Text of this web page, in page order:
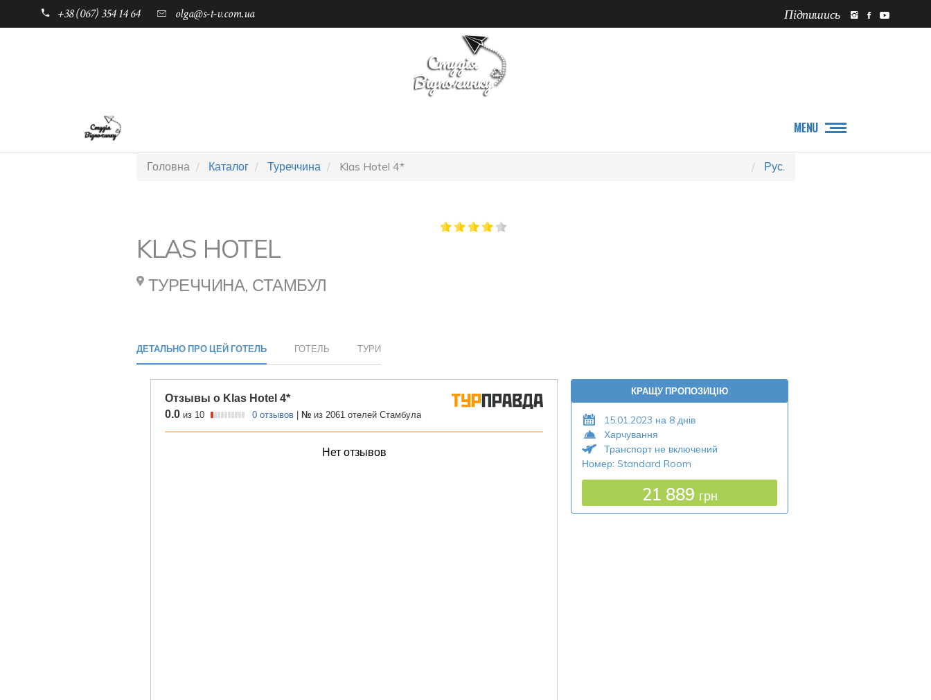
+38 (067) 354 14 64 olga@s-t-v.com.ua Підпишись
MENU
Головна Каталог Туреччина Klas Hotel 4* Рус.
KLAS HOTEL
ТУРЕЧЧИНА, СТАМБУЛ
ДЕТАЛЬНО ПРО ЦЕЙ ГОТЕЛЬ ГОТЕЛЬ ТУРИ
КРАЩУ ПРОПОЗИЦІЮ
15.01.2023 на 8 днів
Харчування
Транспорт не включений
Номер: Standard Room
21 889 грн